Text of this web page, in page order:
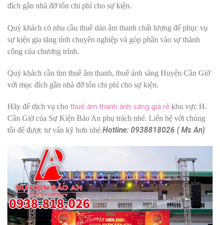
đích gần nhà đỡ tốn chi phí cho sự kiện.
Quý khách có nhu cầu thuê dàn âm thanh chất lượng để phục vụ
sự kiện gia tăng tính chuyên nghiệp và góp phần vào sự thành
công của chương trình.
Quý khách cần tìm thuê âm thanh, thuê ánh sáng Huyện Cần Giờ
với mục đích gần nhà đỡ tốn chi phí cho sự kiện.
Hãy để dịch vụ cho thuê âm thanh ánh sáng giá rẻ khu vực H.
Cần Giờ của Sự Kiện Bảo An phụ trách nhé. Liên hệ với chúng
tôi để được tư vấn kỹ hơn nhé.Hotline: 0938818026 ( Ms An)